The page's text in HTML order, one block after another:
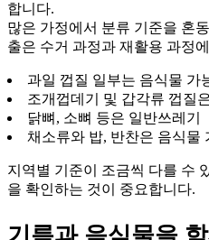
합니다.
많은 가정에서 분류 기준을 혼
출은 수거 과정과 재활용 과정
과일 껍질 일부는 음식물 가
조개껍데기 및 갑각류 껍질
닭뼈, 소뼈 등은 일반쓰레기
채소류와 밥, 반찬은 음식물
지역별 기준이 조금씩 다를 수
을 확인하는 것이 중요합니다.